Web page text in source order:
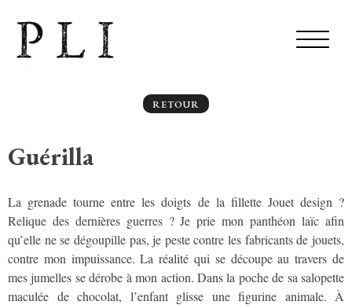
RETOUR
Guérilla
La grenade tourne entre les doigts de la fillette Jouet design ?
Relique des dernières guerres ? Je prie mon panthéon laïc afin
qu’elle ne se dégoupille pas, je peste contre les fabricants de jouets,
contre mon impuissance. La réalité qui se découpe au travers de
mes jumelles se dérobe à mon action. Dans la poche de sa salopette
maculée de chocolat, l’enfant glisse une figurine animale. À